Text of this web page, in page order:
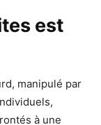
est
manipulé par
à une